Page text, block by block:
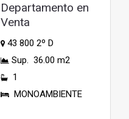
Departamento en
Venta
43 800 2º D
Sup. 36.00 m2
1
MONOAMBIENTE